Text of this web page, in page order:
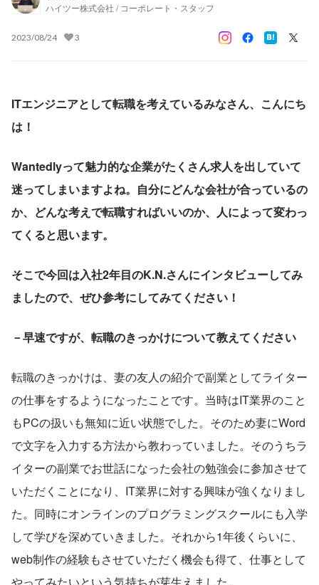
ハイツー株式会社 / コーポレート・スタッフ
2023/08/24 3
ITエンジニアとして転職を考えているみなさん、こんにち
は！
Wantedlyって魅力的な企業がたくさん求人を出していて
迷ってしまいますよね。自分にどんな会社が合っているの
か、どんな考えで転職すればいいのか、人によって変わっ
てくると思います。
そこで今回は入社2年目のK.N.さんにインタビューしてみ
ましたので、ぜひ参考にしてみてください！
－早速ですが、転職のきっかけについて教えてください
転職のきっかけは、妻の友人の紹介で副業としてライター
の仕事をするようになったことです。当時はIT業界のこと
もPCの扱いも無知に近い状態でした。そのため妻にWord
で文字を入力する方法から教わっていました。そのうちラ
イターの副業でお世話になった会社の勉強会に参加させて
いただくことになり、IT業界に対する興味が強くなりまし
た。同時にオンラインのプログラミングスクールにも入学
して学びを深めていきました。それから1年後くらいに、
web制作の経験もさせていただく機会も得て、仕事として
やってみたいという気持ちが芽生えました。